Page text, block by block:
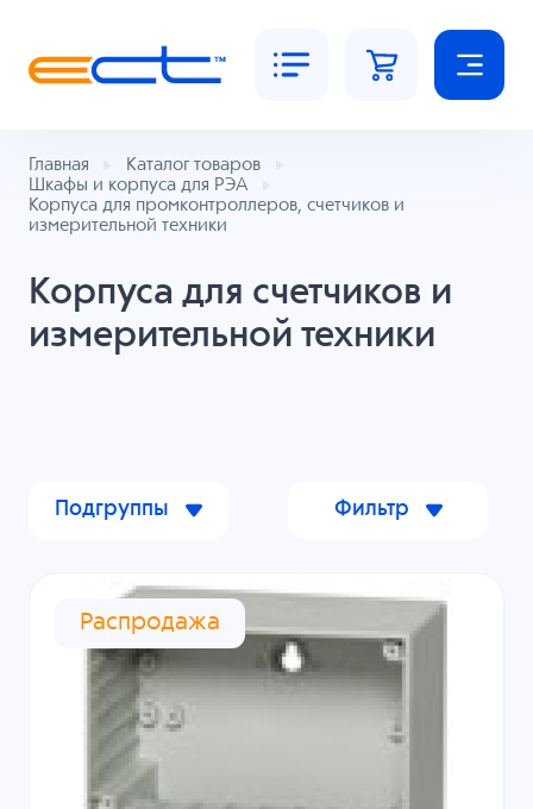
Главная
Каталог товаров
Шкафы и корпуса для РЭА
Корпуса для промконтроллеров, счетчиков и
измерительной техники
Корпуса для счетчиков и
измерительной техники
Подгруппы Фильтр
Распродажа